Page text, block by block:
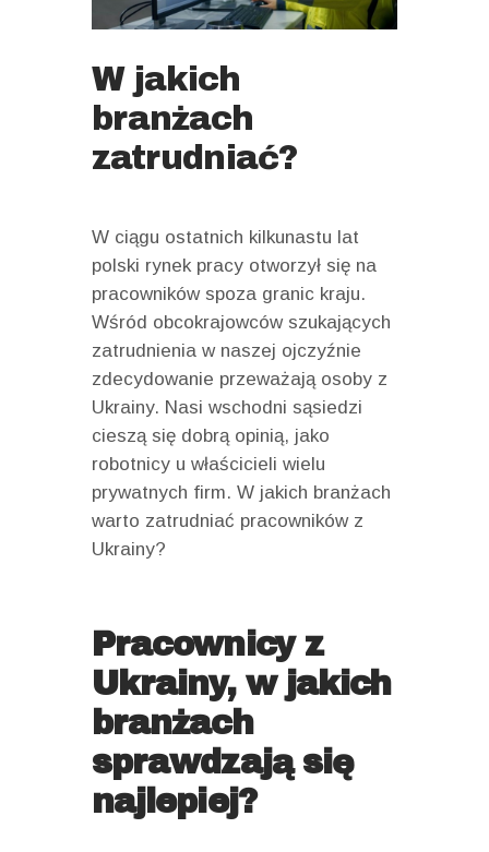
W jakich
branżach
zatrudniać?
W ciągu ostatnich kilkunastu lat
polski rynek pracy otworzył się na
pracowników spoza granic kraju.
Wśród obcokrajowców szukających
zatrudnienia w naszej ojczyźnie
zdecydowanie przeważają osoby z
Ukrainy. Nasi wschodni sąsiedzi
cieszą się dobrą opinią, jako
robotnicy u właścicieli wielu
prywatnych firm. W jakich branżach
warto zatrudniać pracowników z
Ukrainy?
Pracownicy z
Ukrainy, w jakich
branżach
sprawdzają się
najlepiej?